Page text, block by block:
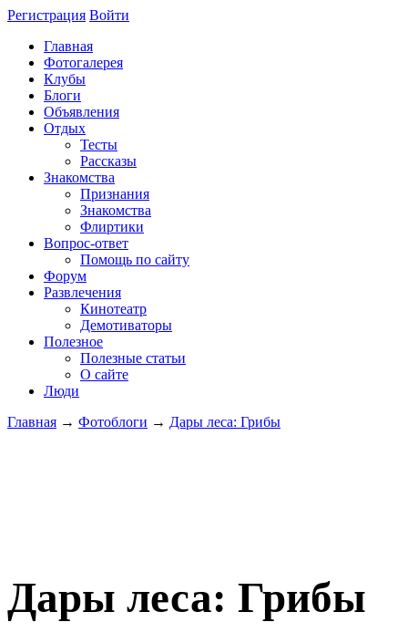
Регистрация Войти
Главная
Фотогалерея
Клубы
Блоги
Объявления
Отдых
Тесты
Рассказы
Знакомства
Признания
Знакомства
Флиртики
Вопрос-ответ
Помощь по сайту
Форум
Развлечения
Кинотеатр
Демотиваторы
Полезное
Полезные статьи
О сайте
Люди
Главная → Фотоблоги → Дары леса: Грибы
Дары леса: Грибы